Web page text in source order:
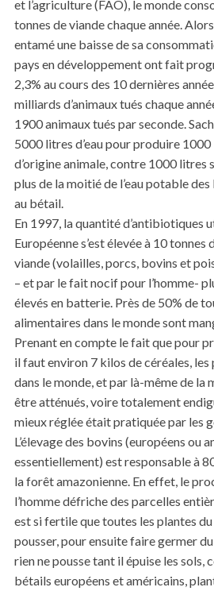
et l’agriculture (FAO), le monde
tonnes de viande chaque année.
entamé une baisse de sa
pays en développement ont fait
2,3% au cours des 10 dernières
milliards d’animaux tués chaque
1900 animaux tués par seconde.
5000 litres d’eau pour produire 1000
d’origine animale, contre 1000 litres
plus de la moitié de l’eau potable
au bétail.
En 1997, la quantité d’antibiotiques
Européenne s’est élevée à 10
viande (volailles, porcs, bovins et
– et par le fait nocif pour l’homme-
élevés en batterie. Près de 50% de
alimentaires dans le monde sont
Prenant en compte le fait que pour
il faut environ 7 kilos de céréales,
dans le monde, et par là-même de
être atténués, voire totalement
mieux réglée était pratiquée par les
L’élevage des bovins (européens ou
essentiellement) est responsable à
la forêt amazonienne. En effet, le
l’homme défriche des parcelles
est si fertile que toutes les plantes
pousser, pour ensuite faire germer
rien ne pousse tant il épuise les sols,
bétails européens et américains,